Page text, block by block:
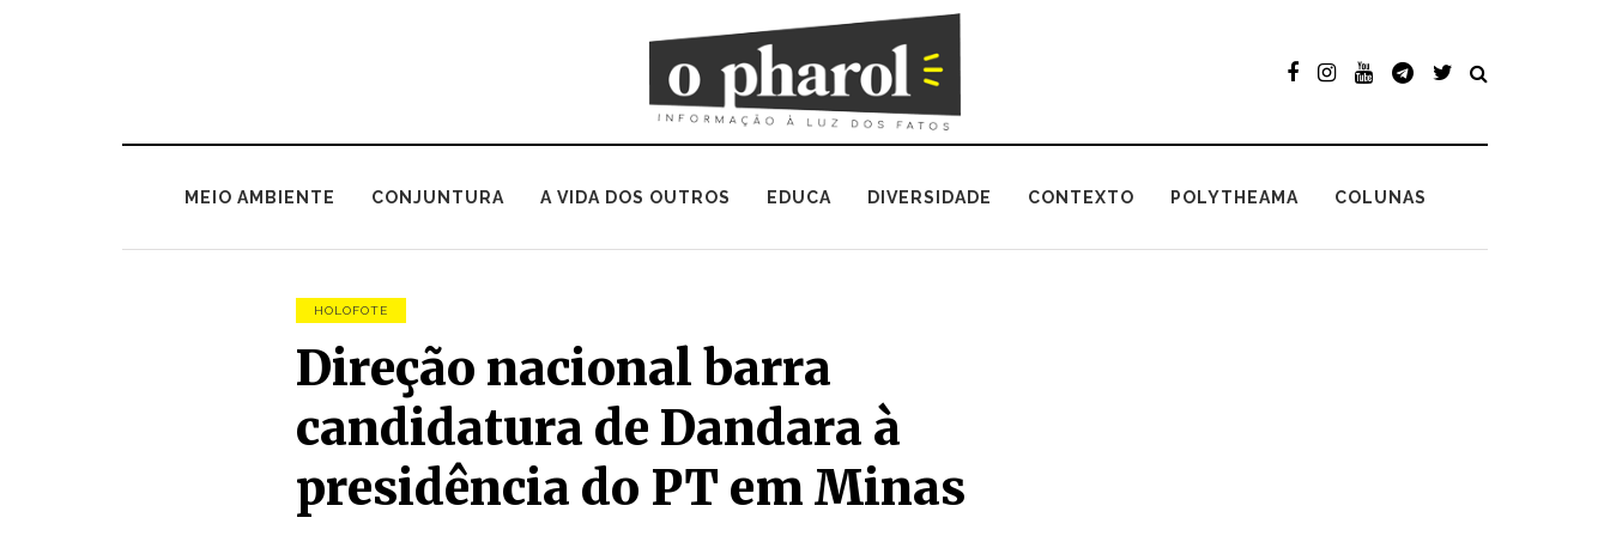
MEIO AMBIENTE CONJUNTURA A VIDA DOS OUTROS EDUCA DIVERSIDADE CONTEXTO POLYTHEAMA COLUNAS
HOLOFOTE
Direção nacional barra
candidatura de Dandara à
presidência do PT em Minas